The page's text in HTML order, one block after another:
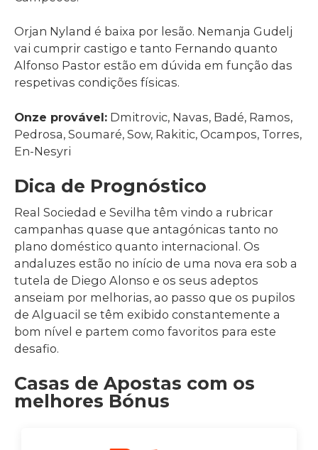
Orjan Nyland é baixa por lesão. Nemanja Gudelj
vai cumprir castigo e tanto Fernando quanto
Alfonso Pastor estão em dúvida em função das
respetivas condições físicas.
Onze provável: Dmitrovic, Navas, Badé, Ramos,
Pedrosa, Soumaré, Sow, Rakitic, Ocampos, Torres,
En-Nesyri
Dica de Prognóstico
Real Sociedad e Sevilha têm vindo a rubricar
campanhas quase que antagónicas tanto no
plano doméstico quanto internacional. Os
andaluzes estão no início de uma nova era sob a
tutela de Diego Alonso e os seus adeptos
anseiam por melhorias, ao passo que os pupilos
de Alguacil se têm exibido constantemente a
bom nível e partem como favoritos para este
desafio.
Casas de Apostas com os
melhores Bónus